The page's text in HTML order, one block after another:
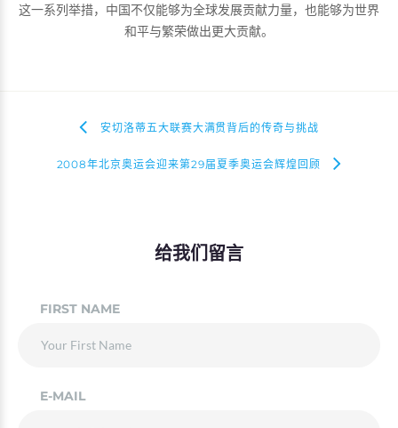
这一系列举措，中国不仅能够为全球发展贡献力量，也能够为世界
和平与繁荣做出更大贡献。
安切洛蒂五大联赛大满贯背后的传奇与挑战
2008年北京奥运会迎来第29届夏季奥运会辉煌回顾
给我们留言
FIRST NAME
E-MAIL